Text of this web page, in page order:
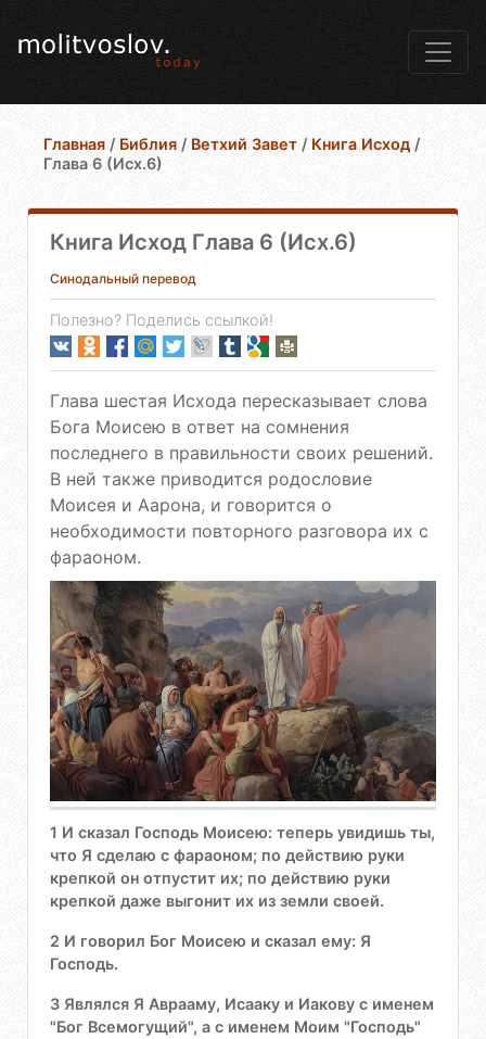
Главная / Библия / Ветхий Завет / Книга Исход /
Глава 6 (Исх.6)
Книга Исход Глава 6 (Исх.6)
Синодальный перевод
Полезно? Поделись ссылкой!
Глава шестая Исхода пересказывает слова
Бога Моисею в ответ на сомнения
последнего в правильности своих решений.
В ней также приводится родословие
Моисея и Аарона, и говорится о
необходимости повторного разговора их с
фараоном.
1 И сказал Господь Моисею: теперь увидишь ты,
что Я сделаю с фараоном; по действию руки
крепкой он отпустит их; по действию руки
крепкой даже выгонит их из земли своей.
2 И говорил Бог Моисею и сказал ему: Я
Господь.
3 Являлся Я Аврааму, Исааку и Иакову с именем
"Бог Всемогущий", а с именем Моим "Господь"